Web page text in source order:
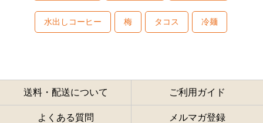
水出しコーヒー 梅 タコス 冷麺
送料・配送について ご利用ガイド
よくある質問 メルマガ登録